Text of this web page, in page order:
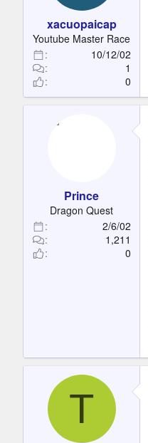
xacuopaicap
Youtube Master Race
10/12/02
1
0
Prince
Dragon Quest
2/6/02
1,211
0
T